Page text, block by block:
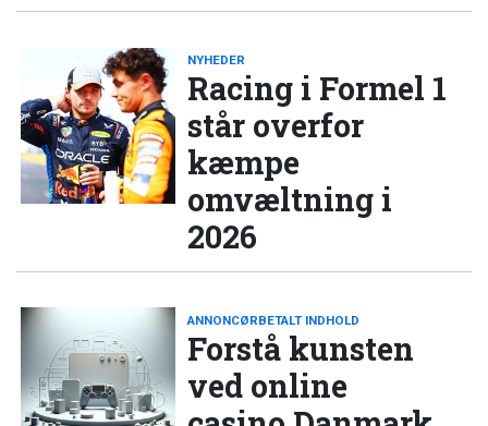
NYHEDER
Racing i Formel 1
står overfor
kæmpe
omvæltning i
2026
ANNONCØRBETALT INDHOLD
Forstå kunsten
ved online